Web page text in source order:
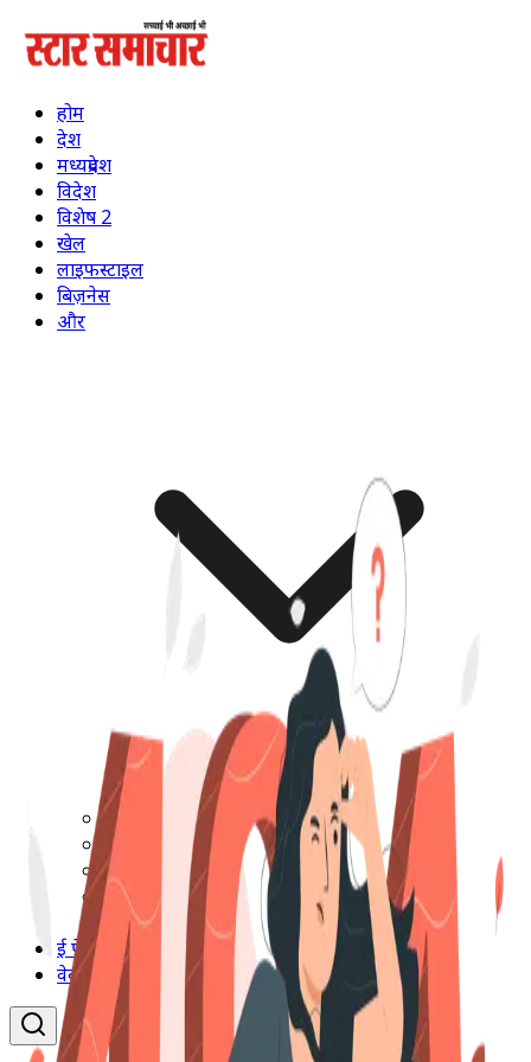
होम
देश
मध्यप्रदेश
विदेश
विशेष 2
खेल
लाइफस्टाइल
बिज़नेस
और
मनोरंजन
आलेख
धर्म
विशेष
एज्युकेशन & कॅरियर
ई पेपर
वेब स्टोरी
Sign In